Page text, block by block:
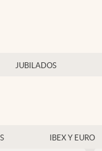
JUBILADOS
IBEX Y EURO